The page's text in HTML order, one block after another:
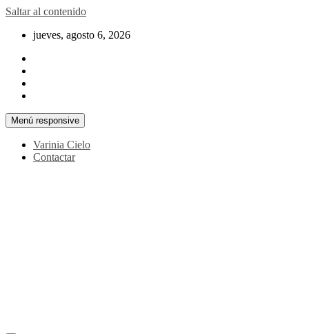
Saltar al contenido
jueves, agosto 6, 2026
Menú responsive
Varinia Cielo
Contactar